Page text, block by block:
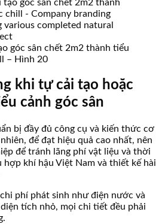
góc sân chết 2m2 thành tiểu
– Hình 20
khi tự cải tạo hoặc
cảnh góc sân
bị đầy đủ công cụ và kiến thức cơ
để đạt hiệu quả cao nhất, nên
để tránh lãng phí vật liệu và thời
hợp khí hậu Việt Nam và thiết kế hài
phí phát sinh như điện nước và
tích nhỏ, mọi chi tiết đều phải